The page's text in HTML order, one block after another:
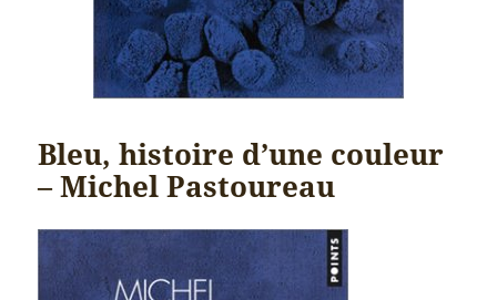
Bleu, histoire d’une couleur
– Michel Pastoureau